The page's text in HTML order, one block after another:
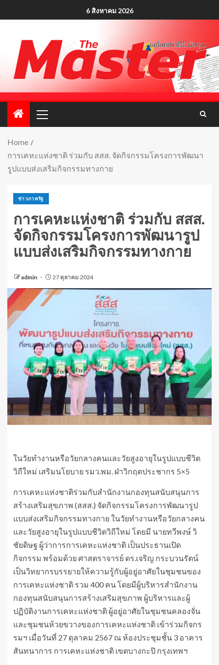
6 สิงหาคม 2026
Home
การเคหะแห่งชาติ ร่วมกับ สสส. จัดกิจกรรมโครงการพัฒนา
รูปแบบส่งเสริมกิจกรรมทางกาย
ข่าวภาครัฐ
การเคหะแห่งชาติ ร่วมกับ สสส.
จัดกิจกรรมโครงการพัฒนารูป
แบบส่งเสริมกิจกรรมทางกาย
admin 27 ตุลาคม 2024
ในวัยทำงานหรือวัยกลางคนและวัยสูงอายุในรูปแบบชีวิต
วิถีใหม่ เสริมนโยบาย รมว.พม. ฝ่าวิกฤตประชากร 5×5
การเคหะแห่งชาติร่วมกับสำนักงานกองทุนสนับสนุนการ
สร้างเสริมสุขภาพ (สสส.) จัดกิจกรรมโครงการพัฒนารูป
แบบส่งเสริมกิจกรรมทางกาย ในวัยทำงานหรือวัยกลางคน
และวัยสูงอายุในรูปแบบชีวิตวิถีใหม่ โดยมี นายทวีพงษ์ วิ
ชัยดิษฐ ผู้ว่าการการเคหะแห่งชาติ เป็นประธานเปิด
กิจกรรม พร้อมด้วย ศาสตราจารย์ ดร.เจริญ กระบวนรัตน์
เป็นวิทยากรบรรยายให้ความรู้กับผู้อยู่อาศัยในชุมชนของ
การเคหะแห่งชาติ รวม 400 คน โดยมีผู้บริหารสำนักงาน
กองทุนสนับสนุนการสร้างเสริมสุขภาพ ผู้บริหารและผู้
ปฏิบัติงานการเคหะแห่งชาติ ผู้อยู่อาศัยในชุมชนคลองจั่น
และชุมชนห้วยขวางของการเคหะแห่งชาติ เข้าร่วมกิจกร
รมฯ เมื่อวันที่ 27 ตุลาคม 2567 ณ ห้องประชุมชั้น 3 อาคาร
สันทนาการ การเคหะแห่งชาติ เขตบางกะปิ กรุงเทพฯ